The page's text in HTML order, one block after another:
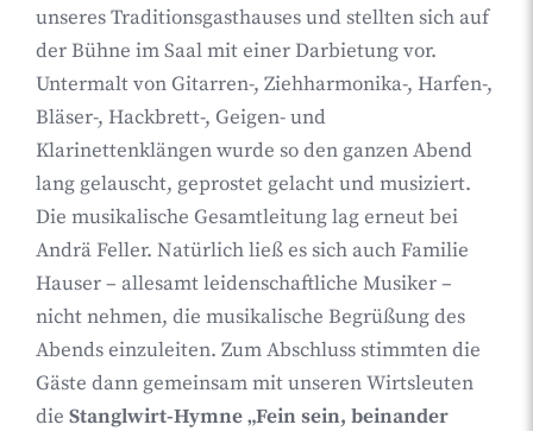
unseres Traditionsgasthauses und stellten sich auf
der Bühne im Saal mit einer Darbietung vor.
Untermalt von Gitarren-, Ziehharmonika-, Harfen-,
Bläser-, Hackbrett-, Geigen- und
Klarinettenklängen wurde so den ganzen Abend
lang gelauscht, geprostet gelacht und musiziert.
Die musikalische Gesamtleitung lag erneut bei
Andrä Feller. Natürlich ließ es sich auch Familie
Hauser – allesamt leidenschaftliche Musiker –
nicht nehmen, die musikalische Begrüßung des
Abends einzuleiten. Zum Abschluss stimmten die
Gäste dann gemeinsam mit unseren Wirtsleuten
die Stanglwirt-Hymne „Fein sein, beinander